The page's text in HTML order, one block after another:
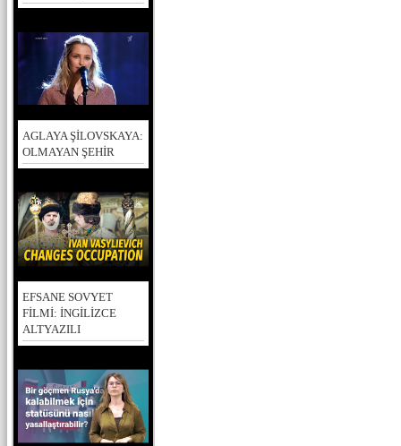
AGLAYA ŞİLOVSKAYA:
OLMAYAN ŞEHİR
EFSANE SOVYET
FİLMİ: İNGİLİZCE
ALTYAZILI